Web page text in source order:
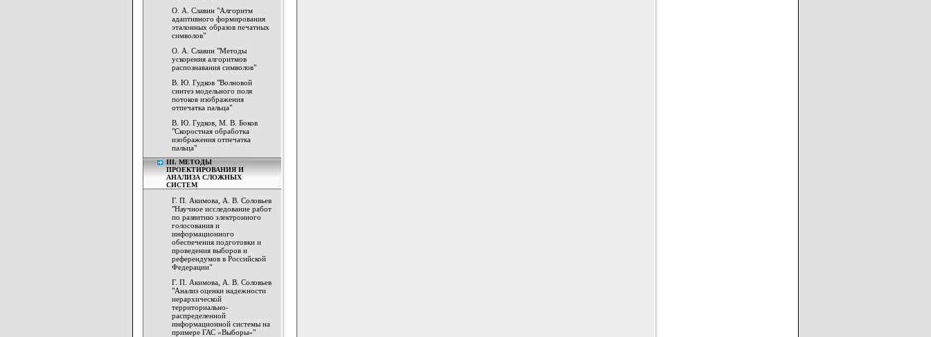
О. А. Славин "Алгоритм
адаптивного формирования
эталонных образов печатных
символов"
О. А. Славин "Методы
ускорения алгоритмов
распознавания символов"
В. Ю. Гудков "Волновой
синтез модельного поля
потоков изображения
отпечатка пальца"
В. Ю. Гудков, М. В. Боков
"Скоростная обработка
изображения отпечатка
пальца"
III. МЕТОДЫ
ПРОЕКТИРОВАНИЯ И
АНАЛИЗА СЛОЖНЫХ
СИСТЕМ
Г. П. Акимова, А. В. Соловьев
"Научное исследование работ
по развитию электронного
голосования и
информационного
обеспечения подготовки и
проведения выборов и
референдумов в Российской
Федерации"
Г. П. Акимова, А. В. Соловьев
"Анализ оценки надежности
иерархической
территориально-
распределенной
информационной системы на
примере ГАС «Выборы»"